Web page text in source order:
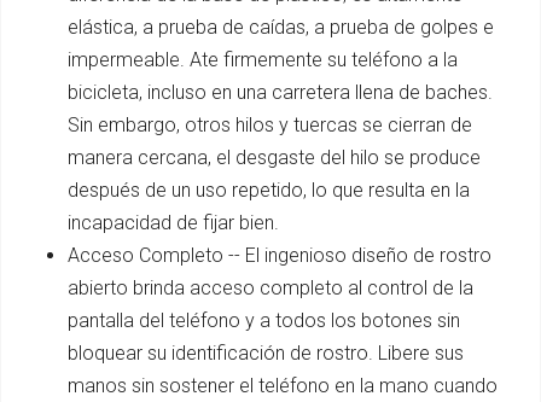
elástica, a prueba de caídas, a prueba de golpes e
impermeable. Ate firmemente su teléfono a la
bicicleta, incluso en una carretera llena de baches.
Sin embargo, otros hilos y tuercas se cierran de
manera cercana, el desgaste del hilo se produce
después de un uso repetido, lo que resulta en la
incapacidad de fijar bien.
Acceso Completo -- El ingenioso diseño de rostro
abierto brinda acceso completo al control de la
pantalla del teléfono y a todos los botones sin
bloquear su identificación de rostro. Libere sus
manos sin sostener el teléfono en la mano cuando